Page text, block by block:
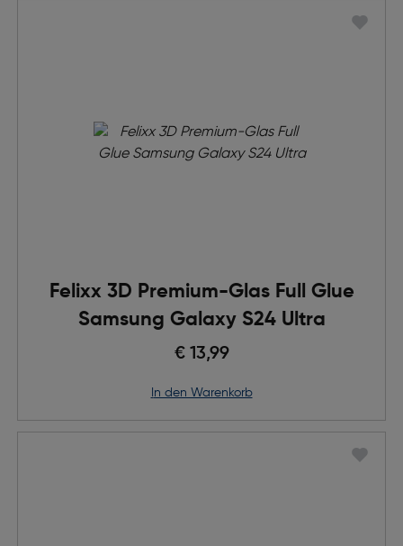
Felixx 3D Premium-Glas Full Glue
Samsung Galaxy S24 Ultra
€ 13,99
in den Warenkorb